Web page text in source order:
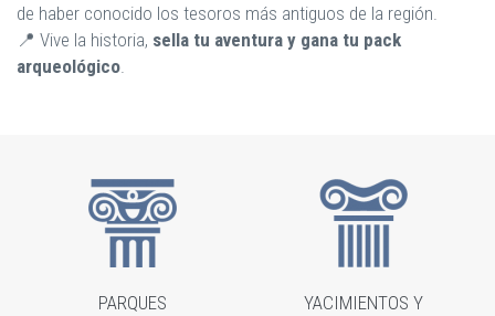
de haber conocido los tesoros más antiguos de la región.
📍 Vive la historia, sella tu aventura y gana tu pack
arqueológico
PARQUES
YACIMIENTOS Y